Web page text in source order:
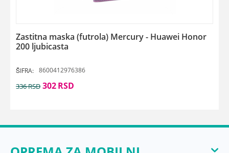
Zastitna maska (futrola) Mercury - Huawei Honor
200 ljubicasta
ŠIFRA: 8600412976386
336RSD 302RSD